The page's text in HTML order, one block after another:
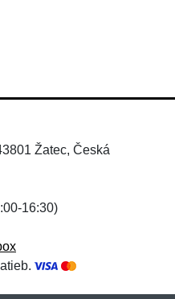
Žatec, Česká
16:30)